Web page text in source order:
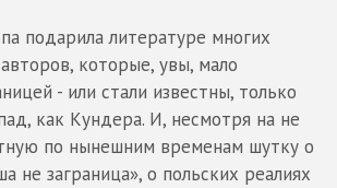
подарила литературе многих
которые, увы, мало
- или стали известны, только
как Кундера. И, несмотря на не
по нынешним временам шутку о
не заграница», о польских реалиях